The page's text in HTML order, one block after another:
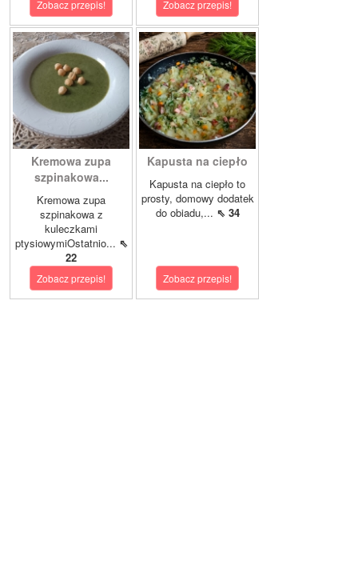
Zobacz przepis! Zobacz przepis!
Kremowa zupa
szpinakowa...
Kremowa zupa
szpinakowa z
kuleczkami
ptysiowymiOstatnio... ⇖
22
Zobacz przepis!
Kapusta na ciepło
Kapusta na ciepło to
prosty, domowy dodatek
do obiadu,... ⇖ 34
Zobacz przepis!